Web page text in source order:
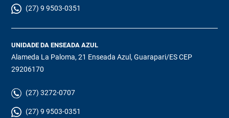
(27) 9 9503-0351
UNIDADE DA ENSEADA AZUL
Alameda La Paloma, 21 Enseada Azul, Guarapari/ES CEP
29206170
(27) 3272-0707
(27) 9 9503-0351